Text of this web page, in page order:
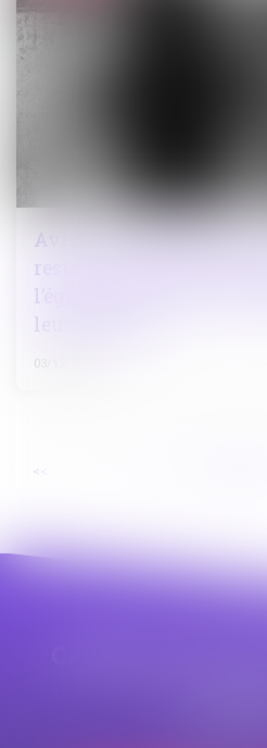
Avis sur la proposition
restaurer l’autorité de la
l’égard des mineurs
leurs parents
03/12/2024
<<